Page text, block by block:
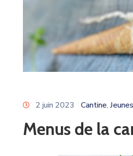
2 juin 2023 Cantine‚
Menus de la